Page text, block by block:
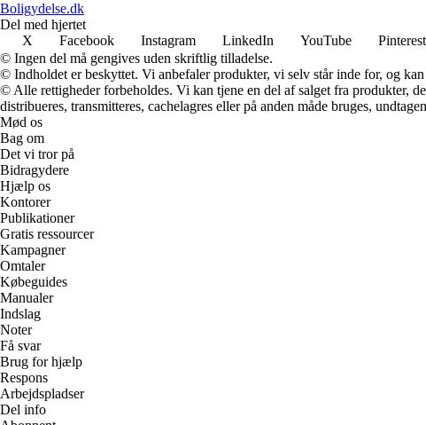
Boligydelse.dk
Del med hjertet
X
Facebook Instagram LinkedIn YouTube Pinterest
© Ingen del må gengives uden skriftlig tilladelse.
© Indholdet er beskyttet. Vi anbefaler produkter, vi selv står inde for, og
© Alle rettigheder forbeholdes. Vi kan tjene en del af salget fra produkter,
distribueres, transmitteres, cachelagres eller på anden måde bruges,
Mød os
Bag om
Det vi tror på
Bidragydere
Hjælp os
Kontorer
Publikationer
Gratis ressourcer
Kampagner
Omtaler
Købeguides
Manualer
Indslag
Noter
Få svar
Brug for hjælp
Respons
Arbejdspladser
Del info